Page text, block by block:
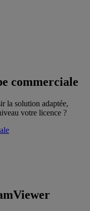
commerciale
la solution adaptée,
votre licence ?